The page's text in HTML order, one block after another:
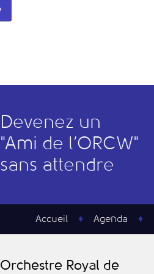
Devenez un
"Ami de l’ORCW"
sans attendre
Accueil Agenda
Orchestre Royal de